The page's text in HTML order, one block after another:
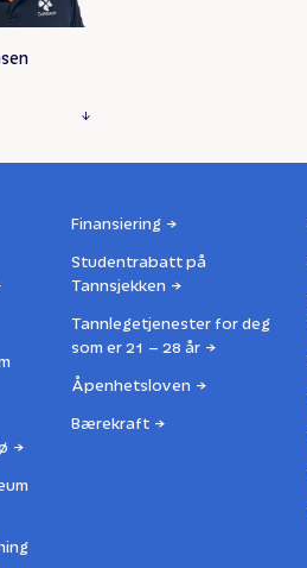
Finansiering
Studentrabatt på
Tannsjekken
Tannlegetjenester for deg
som er 21 – 28 år
Åpenhetsloven
Bærekraft